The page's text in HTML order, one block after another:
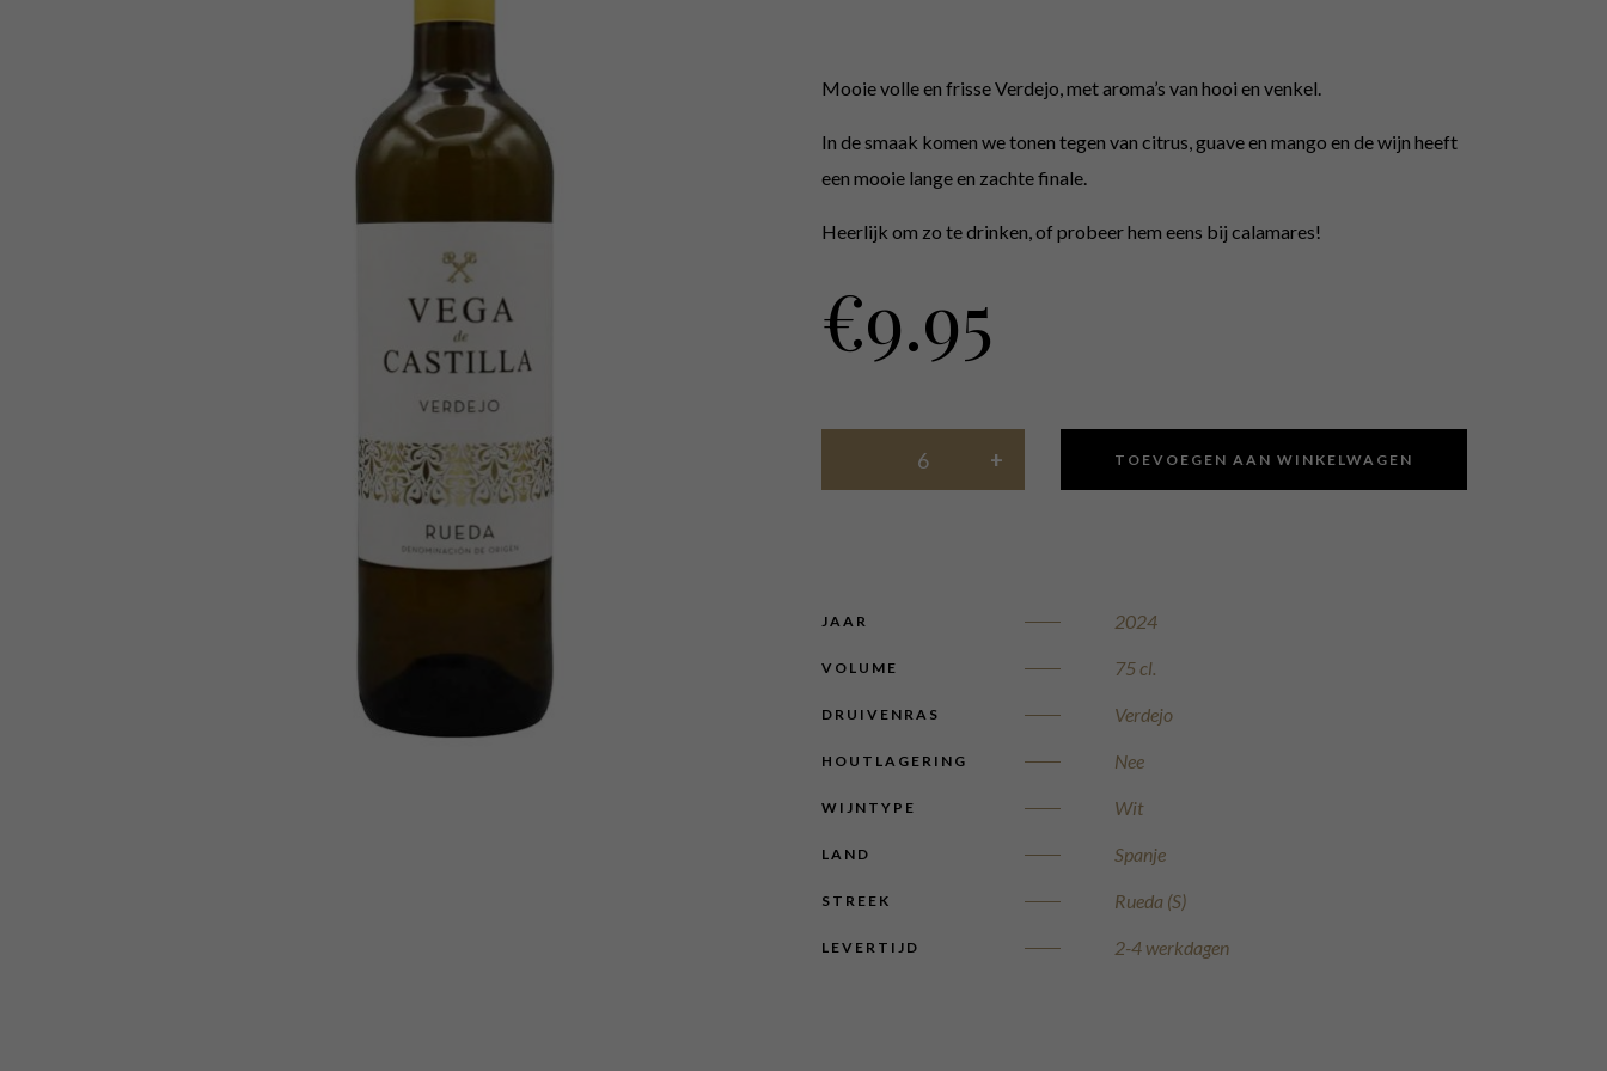
Mooie volle en frisse Verdejo, met aroma’s van hooi en venkel.
In de smaak komen we tonen tegen van citrus, guave en mango en de wijn heeft
een mooie lange en zachte finale.
Heerlijk om zo te drinken, of probeer hem eens bij calamares!
€9.95
TOEVOEGEN AAN WINKELWAGEN
JAAR 2024
VOLUME 75 cl.
DRUIVENRAS Verdejo
HOUTLAGERING Nee
WIJNTYPE Wit
LAND Spanje
STREEK Rueda (S)
LEVERTIJD 2-4 werkdagen